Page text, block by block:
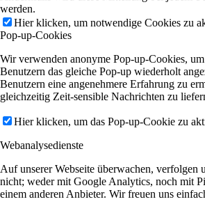
werden.
Hier klicken, um notwendige Cookies zu
Pop-up-Cookies
Wir verwenden anonyme Pop-up-Cookies,
Benutzern das gleiche Pop-up wiederholt
Benutzern eine angenehmere Erfahrung zu
gleichzeitig Zeit-sensible Nachrichten zu
Hier klicken, um das Pop-up-Cookie zu
Webanalysedienste
Auf unserer Webseite überwachen, verfolgen
nicht; weder mit Google Analytics, noch mit
einem anderen Anbieter. Wir freuen uns